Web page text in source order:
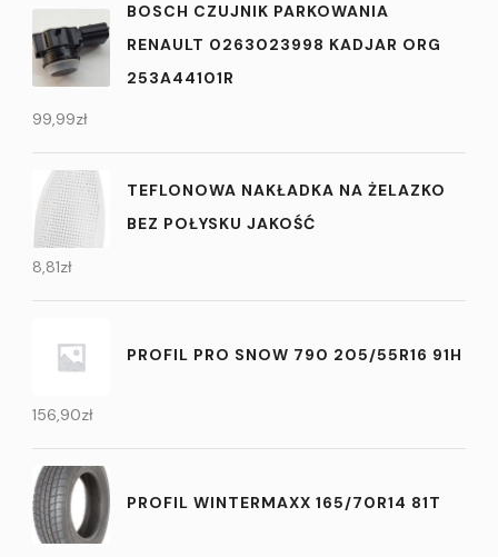
BOSCH CZUJNIK PARKOWANIA
RENAULT 0263023998 KADJAR ORG
253A44101R
99,99zł
TEFLONOWA NAKŁADKA NA ŻELAZKO
BEZ POŁYSKU JAKOŚĆ
8,81zł
PROFIL PRO SNOW 790 205/55R16 91H
156,90zł
PROFIL WINTERMAXX 165/70R14 81T